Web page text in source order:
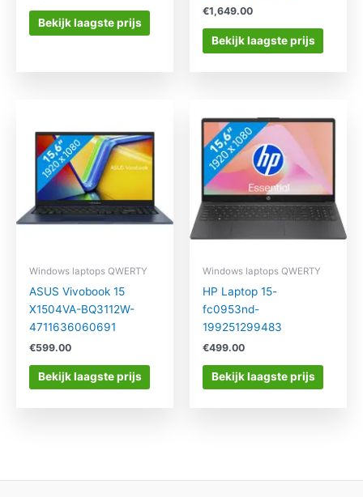
Bekijk laagste prijs
€1,649.00
Bekijk laagste prijs
Windows laptops QWERTY
ASUS Vivobook 15
X1504VA-BQ3112W-
4711636060691
€599.00
Bekijk laagste prijs
Windows laptops QWERTY
HP Laptop 15-
fc0953nd-
199251299483
€499.00
Bekijk laagste prijs